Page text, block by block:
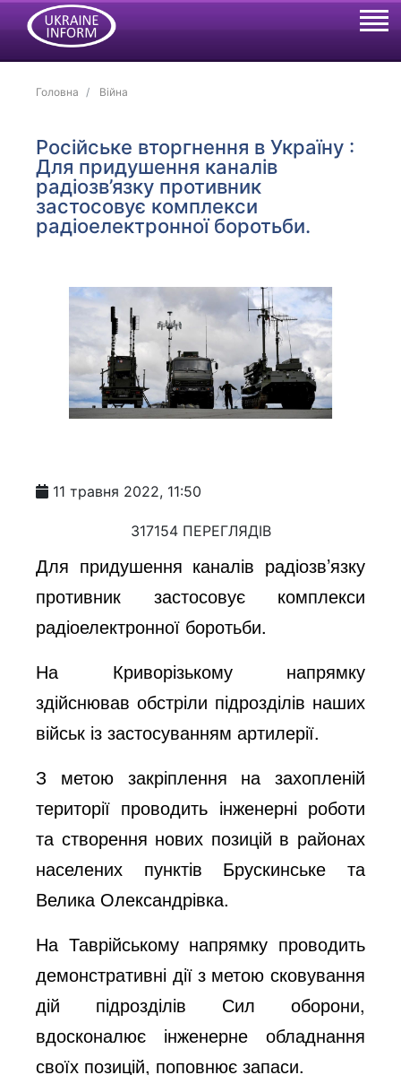
Головна Війна
Російське вторгнення в Україну :
Для придушення каналів
радіозв’язку противник
застосовує комплекси
радіоелектронної боротьби.
11 травня 2022, 11:50
317154 ПЕРЕГЛЯДІВ
Для придушення каналів радіозв’язку
противник застосовує комплекси
радіоелектронної боротьби.
На Криворізькому напрямку
здійснював обстріли підрозділів наших
військ із застосуванням артилерії.
З метою закріплення на захопленій
території проводить інженерні роботи
та створення нових позицій в районах
населених пунктів Брускинське та
Велика Олександрівка.
На Таврійському напрямку проводить
демонстративні дії з метою сковування
дій підрозділів Сил оборони,
вдосконалює інженерне обладнання
своїх позицій, поповнює запаси.